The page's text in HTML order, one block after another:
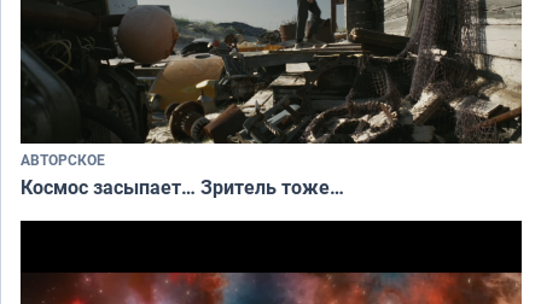
АВТОРСКОЕ
Космос засыпает… Зритель тоже…